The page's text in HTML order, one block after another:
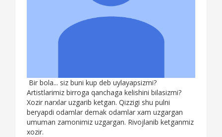
Bir bola... siz buni kup deb uylayapsizmi?
Artistlarimiz birroga qanchaga kelishini bilasizmi?
Xozir narxlar uzgarib ketgan. Qizzigi shu pulni
beryapdi odamlar demak odamlar xam uzgargan
umuman zamonimiz uzgargan. Rivojlanib ketganmiz
xozir.